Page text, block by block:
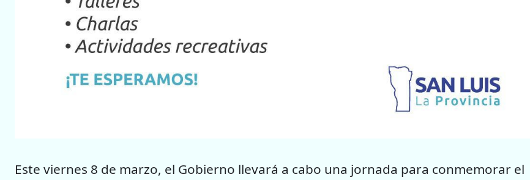
Este viernes 8 de marzo, el Gobierno llevará a cabo una jornada para conmemorar el